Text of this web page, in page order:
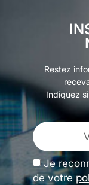
Restez
Indiquez
Je
de votre